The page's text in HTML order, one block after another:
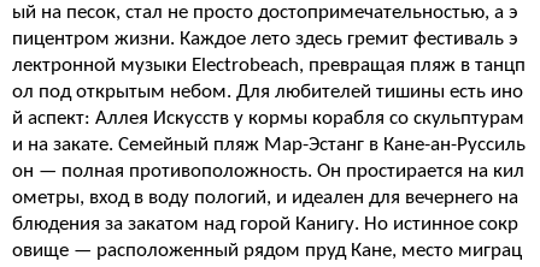
ый на песок, стал не просто достопримечательностью, а э
пицентром жизни. Каждое лето здесь гремит фестиваль э
лектронной музыки Electrobeach, превращая пляж в танцп
ол под открытым небом. Для любителей тишины есть ино
й аспект: Аллея Искусств у кормы корабля со скульптурам
и на закате. Семейный пляж Мар-Эстанг в Кане-ан-Руссиль
он — полная противоположность. Он простирается на кил
ометры, вход в воду пологий, и идеален для вечернего на
блюдения за закатом над горой Канигу. Но истинное сокр
овище — расположенный рядом пруд Кане, место миграц